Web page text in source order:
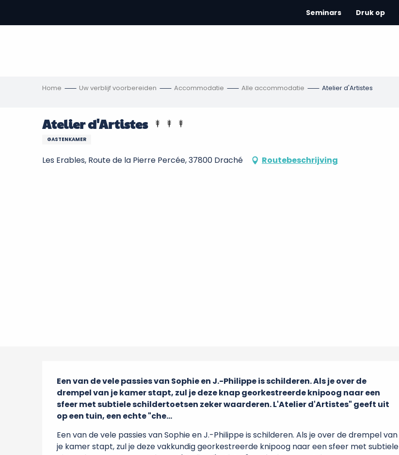
contenu
Seminars Druk op
Home Uw verblijf voorbereiden Accommodatie Alle accommodatie Atelier d'Artistes
Atelier d'Artistes
GASTENKAMER
Les Erables, Route de la Pierre Percée, 37800 Draché Routebeschrijving
Beschrijving
Een van de vele passies van Sophie en J.-Philippe is schilderen. Als je over de
drempel van je kamer stapt, zul je deze knap georkestreerde knipoog naar een
sfeer met subtiele schildertoetsen zeker waarderen. L'Atelier d'Artistes" geeft uit
op een tuin, een echte "che...
Een van de vele passies van Sophie en J.-Philippe is schilderen. Als je over de drempel van
je kamer stapt, zul je deze vakkundig georkestreerde knipoog naar een sfeer met subtiele